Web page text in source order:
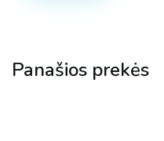
Panašios prekės